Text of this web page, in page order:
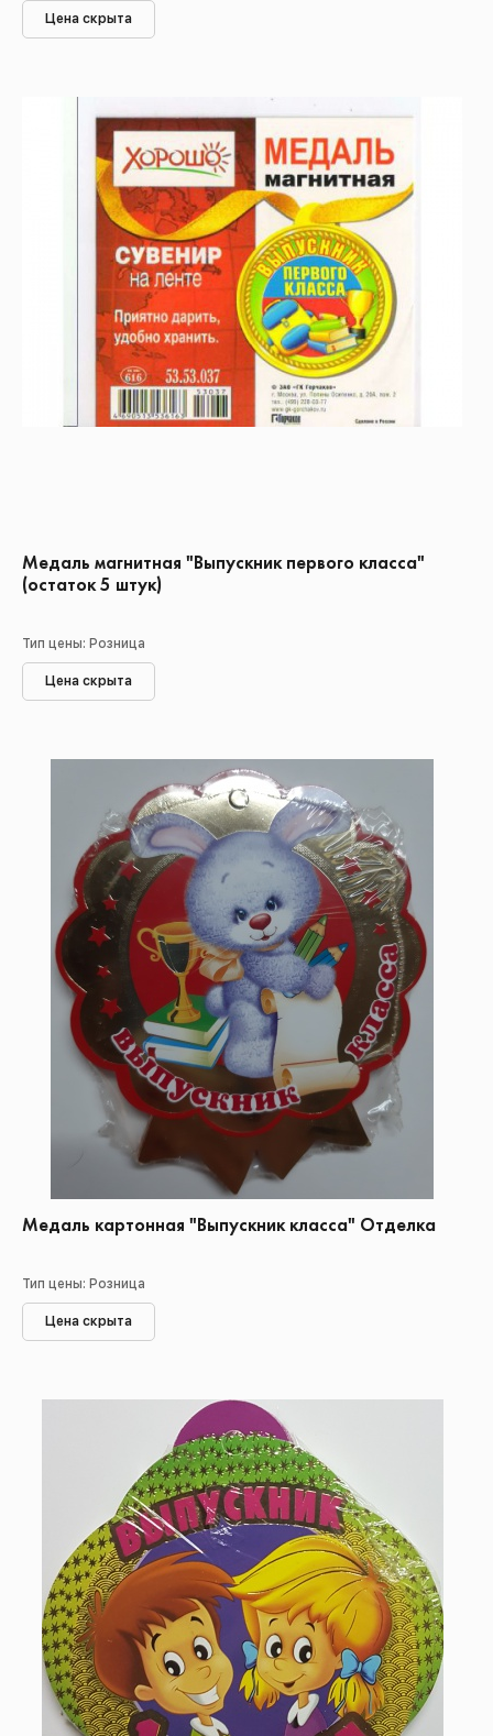
Цена скрыта
Медаль магнитная "Выпускник первого класса"
(остаток 5 штук)
Тип цены: Розница
Цена скрыта
Медаль картонная "Выпускник класса" Отделка
Тип цены: Розница
Цена скрыта